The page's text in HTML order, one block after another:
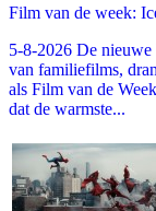
Film van de week:
5-8-2026 De nieuwe
van familiefilms,
als Film van de
dat de warmste...